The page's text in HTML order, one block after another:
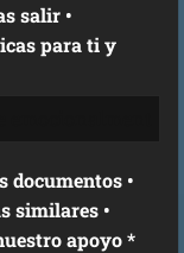
salir •
para ti y
similares •
apoyo *